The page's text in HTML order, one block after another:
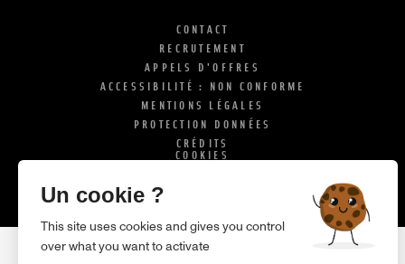
CONTACT
RECRUTEMENT
APPELS D'OFFRES
ACCESSIBILITÉ : NON CONFORME
MENTIONS LÉGALES
PROTECTION DONNÉES
CRÉDITS
COOKIES
Un cookie ?
This site uses cookies and gives you control
over what you want to activate